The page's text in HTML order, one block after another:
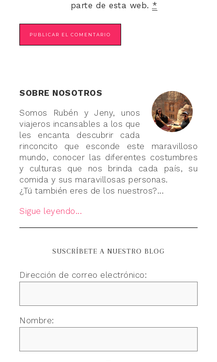
parte de esta web. *
SOBRE NOSOTROS
Somos Rubén y Jeny, unos
viajeros incansables a los que
les encanta descubrir cada
rinconcito que esconde este maravilloso
mundo, conocer las diferentes costumbres
y culturas que nos brinda cada país, su
comida y sus maravillosas personas.
¿Tú también eres de los nuestros?...
Sigue leyendo...
SUSCRÍBETE A NUESTRO BLOG
Dirección de correo electrónico:
Nombre: